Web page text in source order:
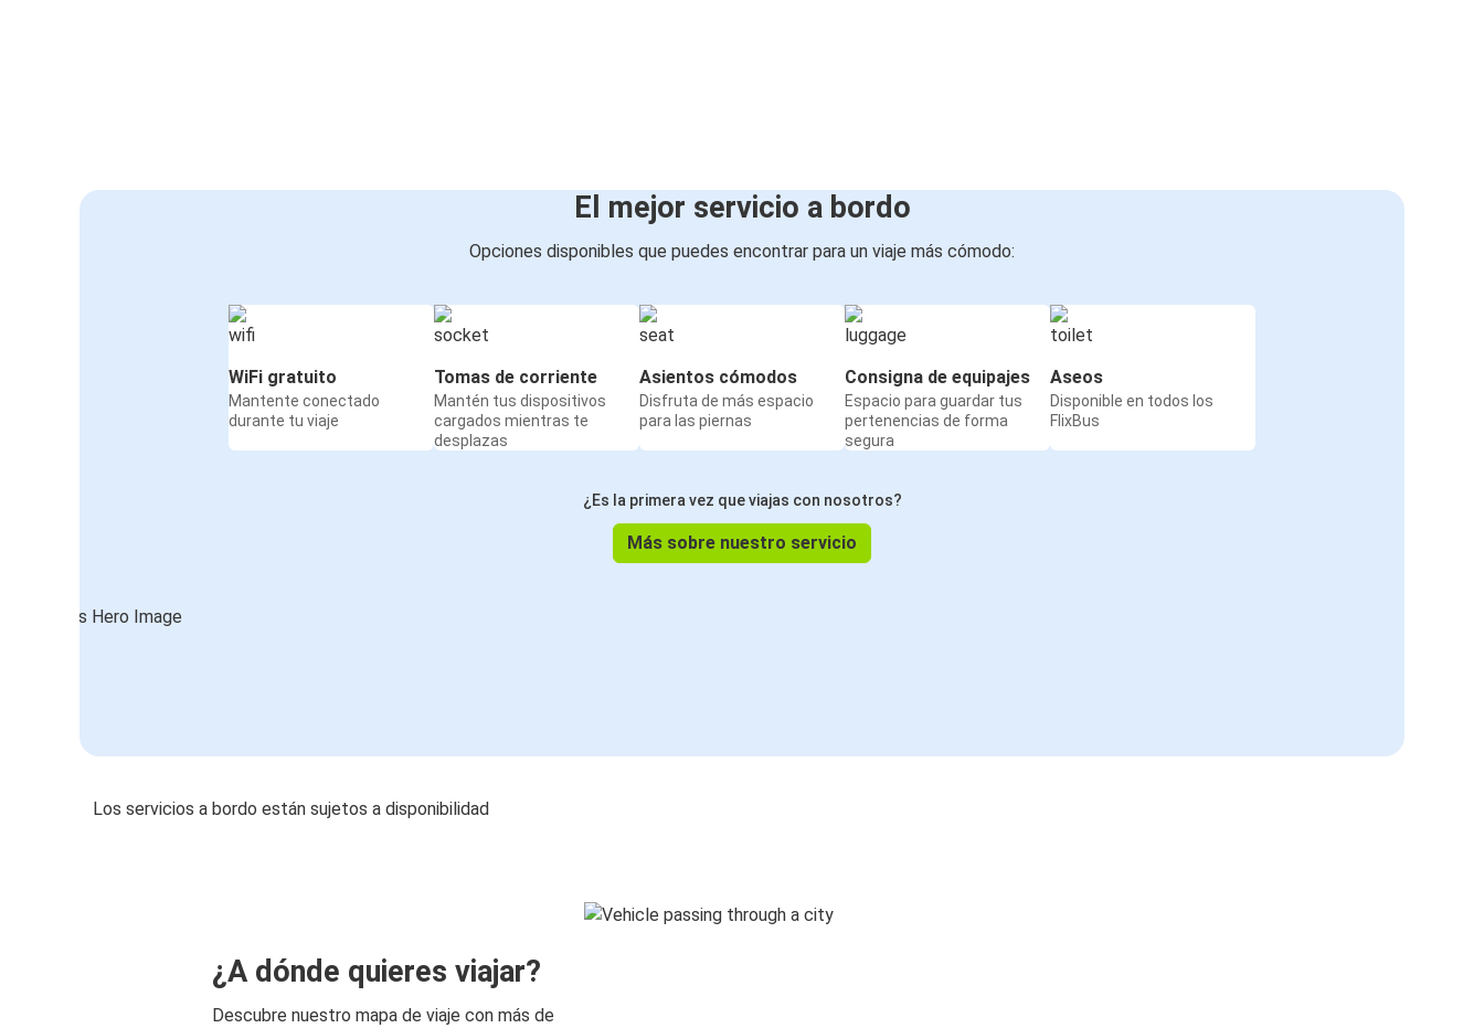
El mejor servicio a bordo
Opciones disponibles que puedes encontrar para un viaje más cómodo:
WiFi gratuito
Mantente conectado
durante tu viaje
Tomas de corriente
Mantén tus dispositivos
cargados mientras te
desplazas
Asientos cómodos
Disfruta de más espacio
para las piernas
Consigna de equipajes
Espacio para guardar tus
pertenencias de forma
segura
Aseos
Disponible en todos los
FlixBus
¿Es la primera vez que viajas con nosotros?
Más sobre nuestro servicio
Los servicios a bordo están sujetos a disponibilidad
¿A dónde quieres viajar?
Descubre nuestro mapa de viaje con más de